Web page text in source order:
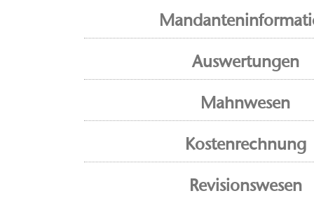
Auswertungen
Mahnwesen
Kostenrechnung
Revisionswesen